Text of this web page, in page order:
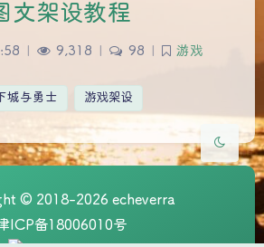
Sans Serif
关闭 日落 暗化 灰度
文架设教程
9,318 98 游戏
城与勇士 游戏架设
© 2018-2026 echeverra
ICP备18006010号